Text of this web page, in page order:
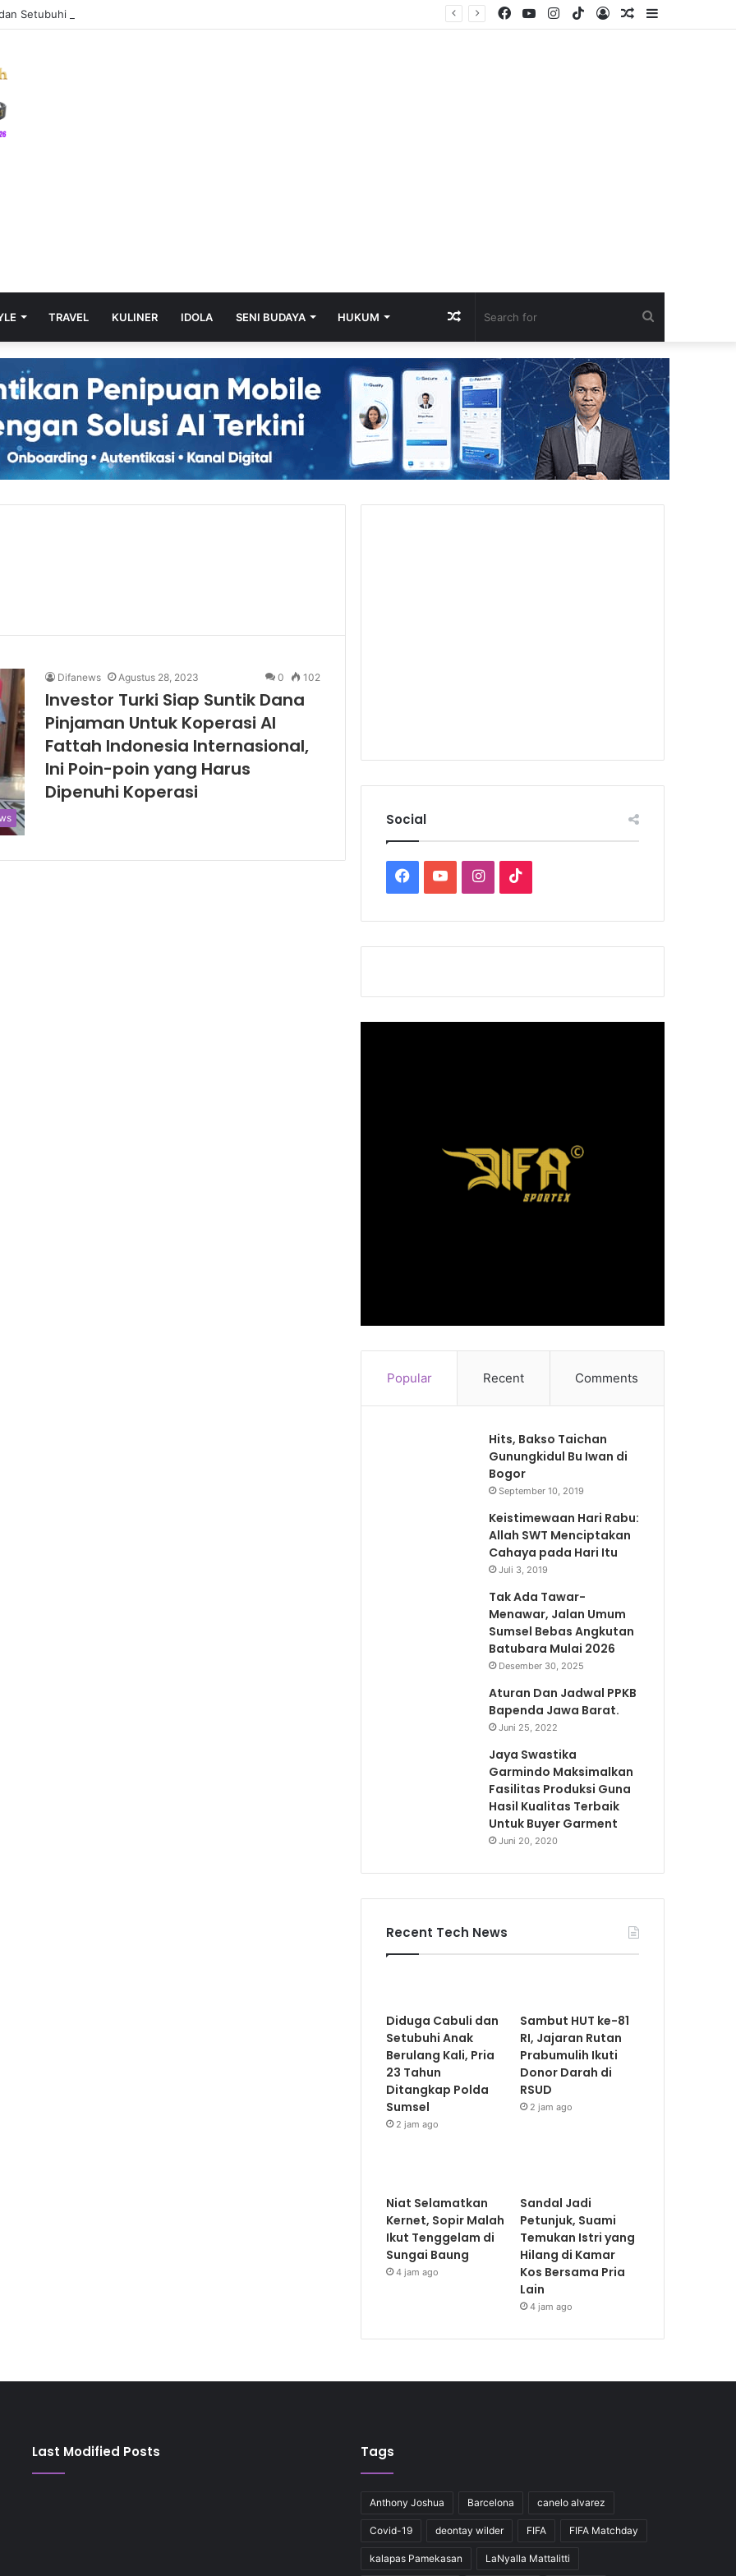
Setubuhi Anak Berulang Kali, Pria 23 Tahun Ditangkap Polda Sumsel Sidebar
Random
Log
TikTok
Instagram
YouTube
Facebook
TRAVEL KULINER IDOLA SENI BUDAYA HUKUM
for
Random
Article
Difanews Agustus 28, 2023 0 102
Investor Turki Siap Suntik Dana
Pinjaman Untuk Koperasi Al
Fattah Indonesia Internasional,
Ini Poin-poin yang Harus
Dipenuhi Koperasi
Social
Facebook
YouTubeInstagram
Popular Recent Comments
Hits, Bakso Taichan
Gunungkidul Bu Iwan di
Bogor
September 10, 2019
Keistimewaan Hari Rabu:
Allah SWT Menciptakan
Cahaya pada Hari Itu
Juli 3, 2019
Tak Ada Tawar-
Menawar, Jalan Umum
Sumsel Bebas Angkutan
Batubara Mulai 2026
Desember 30, 2025
Aturan Dan Jadwal PPKB
Bapenda Jawa Barat.
Juni 25, 2022
Jaya Swastika
Garmindo Maksimalkan
Fasilitas Produksi Guna
Hasil Kualitas Terbaik
Untuk Buyer Garment
Juni 20, 2020
Recent Tech News
Diduga Cabuli dan
Setubuhi Anak
Berulang Kali, Pria
23 Tahun
Ditangkap Polda
Sumsel
2 jam ago
Sambut HUT ke-81
RI, Jajaran Rutan
Prabumulih Ikuti
Donor Darah di
RSUD
2 jam ago
Niat Selamatkan
Kernet, Sopir Malah
Ikut Tenggelam di
Sungai Baung
4 jam ago
Sandal Jadi
Petunjuk, Suami
Temukan Istri yang
Hilang di Kamar
Kos Bersama Pria
Lain
4 jam ago
Last Modified Posts Tags
Anthony Joshua Barcelona canelo alvarez
Covid-19 deontay wilder FIFA FIFA Matchday
kalapas Pamekasan LaNyalla Mattalitti